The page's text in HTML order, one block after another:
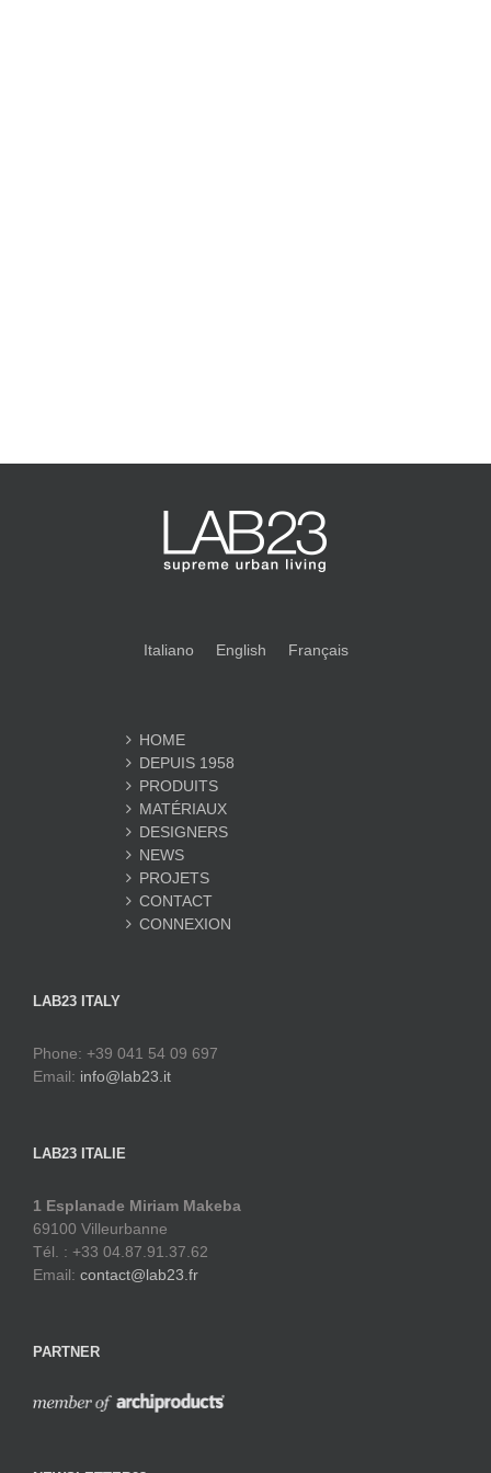
Italiano English Français
HOME
DEPUIS 1958
PRODUITS
MATÉRIAUX
DESIGNERS
NEWS
PROJETS
CONTACT
CONNEXION
LAB23 ITALY
Phone: +39 041 54 09 697
Email: info@lab23.it
LAB23 ITALIE
1 Esplanade Miriam Makeba
69100 Villeurbanne
Tél. : +33 04.87.91.37.62
Email: contact@lab23.fr
PARTNER